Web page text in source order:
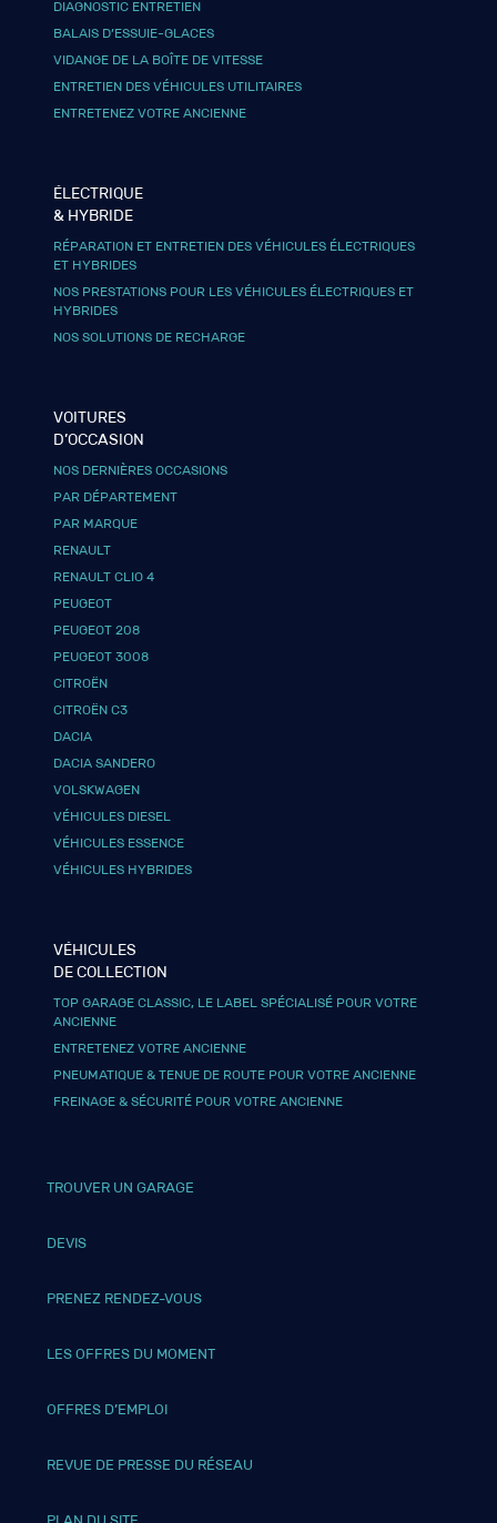
DIAGNOSTIC ENTRETIEN
BALAIS D’ESSUIE-GLACES
VIDANGE DE LA BOÎTE DE VITESSE
ENTRETIEN DES VÉHICULES UTILITAIRES
ENTRETENEZ VOTRE ANCIENNE
ÉLECTRIQUE
& HYBRIDE
RÉPARATION ET ENTRETIEN DES VÉHICULES ÉLECTRIQUES
ET HYBRIDES
NOS PRESTATIONS POUR LES VÉHICULES ÉLECTRIQUES ET
HYBRIDES
NOS SOLUTIONS DE RECHARGE
VOITURES
D’OCCASION
NOS DERNIÈRES OCCASIONS
PAR DÉPARTEMENT
PAR MARQUE
RENAULT
RENAULT CLIO 4
PEUGEOT
PEUGEOT 208
PEUGEOT 3008
CITROËN
CITROËN C3
DACIA
DACIA SANDERO
VOLSKWAGEN
VÉHICULES DIESEL
VÉHICULES ESSENCE
VÉHICULES HYBRIDES
VÉHICULES
DE COLLECTION
TOP GARAGE CLASSIC, LE LABEL SPÉCIALISÉ POUR VOTRE
ANCIENNE
ENTRETENEZ VOTRE ANCIENNE
PNEUMATIQUE & TENUE DE ROUTE POUR VOTRE ANCIENNE
FREINAGE & SÉCURITÉ POUR VOTRE ANCIENNE
TROUVER UN GARAGE
DEVIS
PRENEZ RENDEZ-VOUS
LES OFFRES DU MOMENT
OFFRES D’EMPLOI
REVUE DE PRESSE DU RÉSEAU